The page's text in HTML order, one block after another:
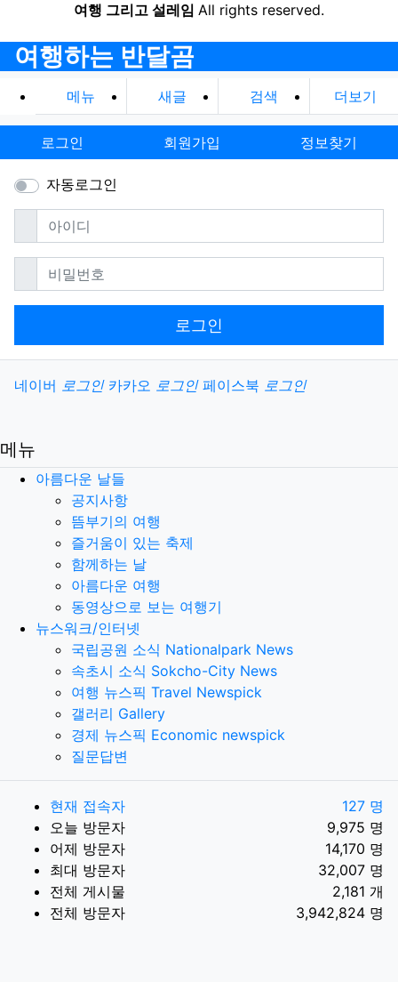
여행 그리고 설레임 All rights reserved.
여행하는 반달곰
메뉴 새글 검색 더보기
로그인 회원가입 정보찾기
자동로그인
아이디필수
비밀번호필수
로그인
소셜계정으로 로그인
네이버 로그인 카카오 로그인 페이스북 로그인
메뉴
아름다운 날들
공지사항
뜸부기의 여행
즐거움이 있는 축제
함께하는 날
아름다운 여행
동영상으로 보는 여행기
뉴스워크/인터넷
국립공원 소식 Nationalpark News
속초시 소식 Sokcho-City News
여행 뉴스픽 Travel Newspick
갤러리 Gallery
경제 뉴스픽 Economic newspick
질문답변
현재 접속자
127 명
오늘 방문자
9,975 명
어제 방문자
14,170 명
최대 방문자
32,007 명
전체 게시물
2,181 개
전체 방문자
3,942,824 명